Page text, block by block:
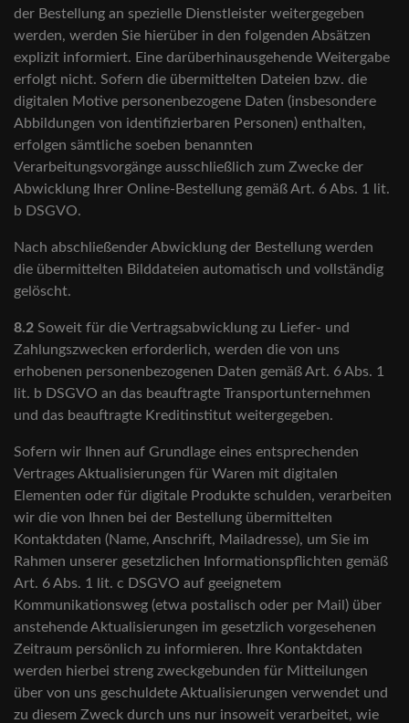
der Bestellung an spezielle Dienstleister weitergegeben
werden, werden Sie hierüber in den folgenden Absätzen
explizit informiert. Eine darüberhinausgehende Weitergabe
erfolgt nicht. Sofern die übermittelten Dateien bzw. die
digitalen Motive personenbezogene Daten (insbesondere
Abbildungen von identifizierbaren Personen) enthalten,
erfolgen sämtliche soeben benannten
Verarbeitungsvorgänge ausschließlich zum Zwecke der
Abwicklung Ihrer Online-Bestellung gemäß Art. 6 Abs. 1 lit.
b DSGVO.
Nach abschließender Abwicklung der Bestellung werden
die übermittelten Bilddateien automatisch und vollständig
gelöscht.
8.2 Soweit für die Vertragsabwicklung zu Liefer- und
Zahlungszwecken erforderlich, werden die von uns
erhobenen personenbezogenen Daten gemäß Art. 6 Abs. 1
lit. b DSGVO an das beauftragte Transportunternehmen
und das beauftragte Kreditinstitut weitergegeben.
Sofern wir Ihnen auf Grundlage eines entsprechenden
Vertrages Aktualisierungen für Waren mit digitalen
Elementen oder für digitale Produkte schulden, verarbeiten
wir die von Ihnen bei der Bestellung übermittelten
Kontaktdaten (Name, Anschrift, Mailadresse), um Sie im
Rahmen unserer gesetzlichen Informationspflichten gemäß
Art. 6 Abs. 1 lit. c DSGVO auf geeignetem
Kommunikationsweg (etwa postalisch oder per Mail) über
anstehende Aktualisierungen im gesetzlich vorgesehenen
Zeitraum persönlich zu informieren. Ihre Kontaktdaten
werden hierbei streng zweckgebunden für Mitteilungen
über von uns geschuldete Aktualisierungen verwendet und
zu diesem Zweck durch uns nur insoweit verarbeitet, wie